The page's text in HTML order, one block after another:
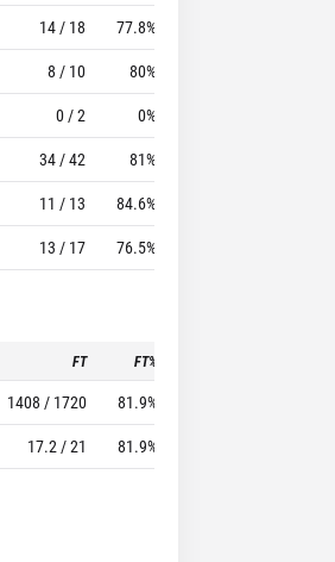
14 / 18 77.8%
8 / 10 80%
0 / 2 0%
34 / 42 81%
11 / 13 84.6%
13 / 17 76.5%
FT FT%
1408 / 1720 81.9%
17.2 / 21 81.9%